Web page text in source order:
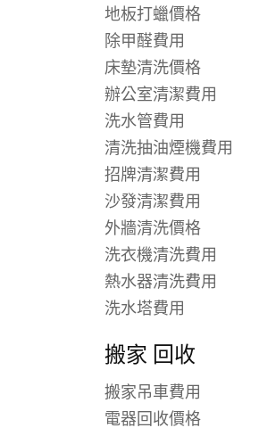
地板打蠟價格
除甲醛費用
床墊清洗價格
辦公室清潔費用
洗水管費用
清洗抽油煙機費用
招牌清潔費用
沙發清潔費用
外牆清洗價格
洗衣機清洗費用
熱水器清洗費用
洗水塔費用
搬家 回收
搬家吊車費用
電器回收價格